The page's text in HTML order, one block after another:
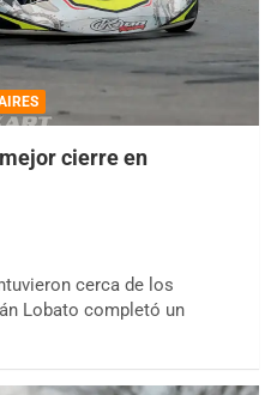
cierre en
cerca de los
Lobato completó un